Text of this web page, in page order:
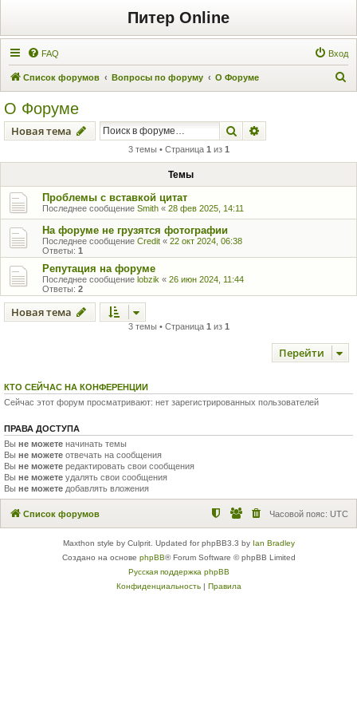
Питер Online
FAQ Вход
Список форумов Вопросы по форуму О Форуме
О Форуме
Новая тема Поиск
3 темы • Страница 1 из 1
Темы
Проблемы с вставкой цитат
Последнее сообщение Smith « 28 фев 2025, 14:11
На форуме не грузятся фотографии
Последнее сообщение Credit « 22 окт 2024, 06:38
Ответы: 1
Репутация на форуме
Последнее сообщение lobzik « 26 июн 2024, 11:44
Ответы: 2
Новая тема
3 темы • Страница 1 из 1
Перейти
КТО СЕЙЧАС НА КОНФЕРЕНЦИИ
Сейчас этот форум просматривают: нет зарегистрированных пользователей
ПРАВА ДОСТУПА
Вы не можете начинать темы
Вы не можете отвечать на сообщения
Вы не можете редактировать свои сообщения
Вы не можете удалять свои сообщения
Вы не можете добавлять вложения
Список форумов Часовой пояс: UTC
Maxthon style by Culprit. Updated for phpBB3.3 by Ian Bradley
Создано на основе phpBB® Forum Software © phpBB Limited
Русская поддержка phpBB
Конфиденциальность| Правила